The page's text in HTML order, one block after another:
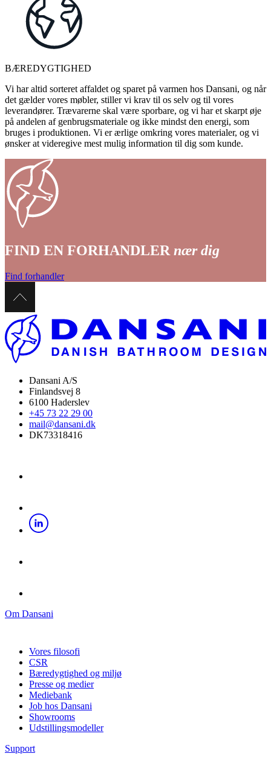
BÆREDYGTIGHED
Vi har altid sorteret affaldet og sparet på varmen hos Dansani, og når
det gælder vores møbler, stiller vi krav til os selv og til vores
leverandører. Trævarerne skal være sporbare, og vi har et skarpt øje
på andelen af genbrugsmateriale og ikke mindst den energi, som
bruges i produktionen. Vi er ærlige omkring vores materialer, og vi
ønsker at videregive mest mulig information til dig som kunde.
FIND EN FORHANDLER nær dig
Find forhandler
Dansani A/S
Finlandsvej 8
6100 Haderslev
+45 73 22 29 00
mail@dansani.dk
DK73318416
Om Dansani
Vores filosofi
CSR
Bæredygtighed og miljø
Presse og medier
Mediebank
Job hos Dansani
Showrooms
Udstillingsmodeller
Support